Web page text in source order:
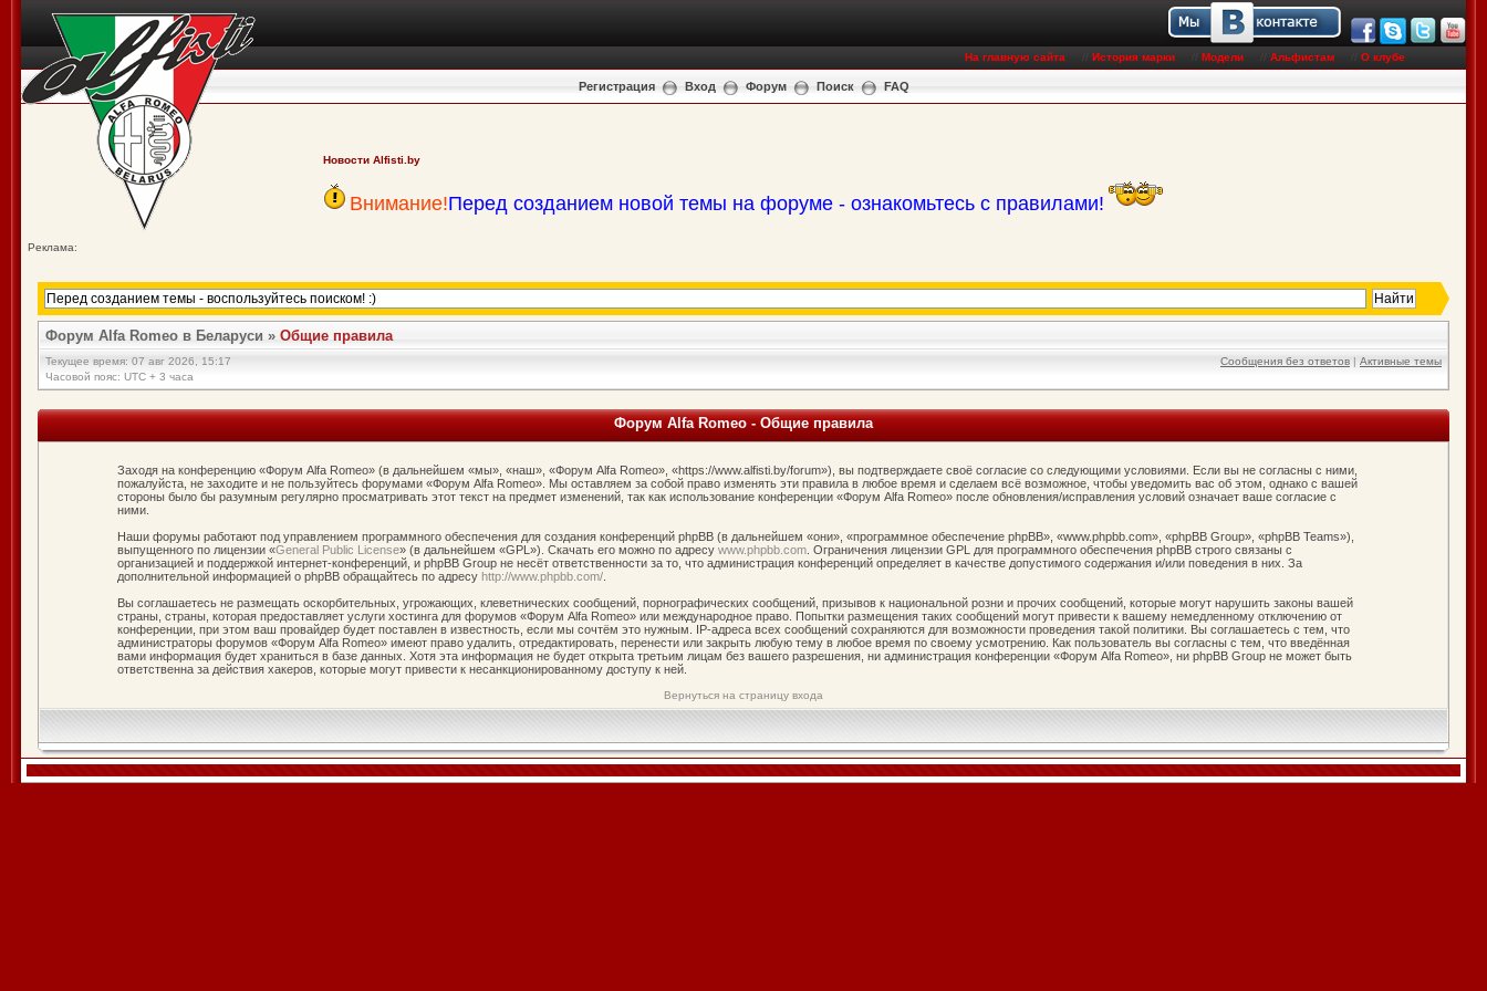
На главную сайта История марки Модели Альфистам О клубе
Регистрация Вход Форум Поиск FAQ
Новости Alfisti.by
Внимание!Перед созданием новой темы на форуме - ознакомьтесь с правилами!
Реклама:
Форум Alfa Romeo в Беларуси » Общие правила
Текущее время: 07 авг 2026, 15:17
Часовой пояс: UTC + 3 часа
Сообщения без ответов | Активные темы
Форум Alfa Romeo - Общие правила
Заходя на конференцию «Форум Alfa Romeo» (в дальнейшем «мы», «наш», «Форум Alfa Romeo», «https://www.alfisti.by/forum»), вы подтверждаете своё согласие со следующими условиями. Если вы не согласны с ними,
пожалуйста, не заходите и не пользуйтесь форумами «Форум Alfa Romeo». Мы оставляем за собой право изменять эти правила в любое время и сделаем всё возможное, чтобы уведомить вас об этом, однако с вашей
стороны было бы разумным регулярно просматривать этот текст на предмет изменений, так как использование конференции «Форум Alfa Romeo» после обновления/исправления условий означает ваше согласие с
ними.
Наши форумы работают под управлением программного обеспечения для создания конференций phpBB (в дальнейшем «они», «программное обеспечение phpBB», «www.phpbb.com», «phpBB Group», «phpBB Teams»),
выпущенного по лицензии «General Public License» (в дальнейшем «GPL»). Скачать его можно по адресу www.phpbb.com. Ограничения лицензии GPL для программного обеспечения phpBB строго связаны с
организацией и поддержкой интернет-конференций, и phpBB Group не несёт ответственности за то, что администрация конференций определяет в качестве допустимого содержания и/или поведения в них. За
дополнительной информацией о phpBB обращайтесь по адресу http://www.phpbb.com/.
Вы соглашаетесь не размещать оскорбительных, угрожающих, клеветнических сообщений, порнографических сообщений, призывов к национальной розни и прочих сообщений, которые могут нарушить законы вашей
страны, страны, которая предоставляет услуги хостинга для форумов «Форум Alfa Romeo» или международное право. Попытки размещения таких сообщений могут привести к вашему немедленному отключению от
конференции, при этом ваш провайдер будет поставлен в известность, если мы сочтём это нужным. IP-адреса всех сообщений сохраняются для возможности проведения такой политики. Вы соглашаетесь с тем, что
администраторы форумов «Форум Alfa Romeo» имеют право удалить, отредактировать, перенести или закрыть любую тему в любое время по своему усмотрению. Как пользователь вы согласны с тем, что введённая
вами информация будет храниться в базе данных. Хотя эта информация не будет открыта третьим лицам без вашего разрешения, ни администрация конференции «Форум Alfa Romeo», ни phpBB Group не может быть
ответственна за действия хакеров, которые могут привести к несанкционированному доступу к ней.
Вернуться на страницу входа